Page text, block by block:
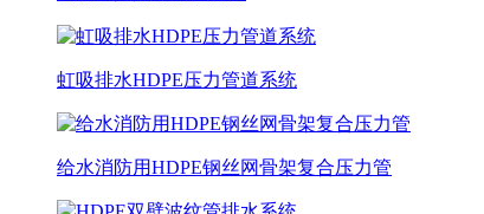
虹吸排水HDPE压力管道系统
给水消防用HDPE钢丝网骨架复合压力管